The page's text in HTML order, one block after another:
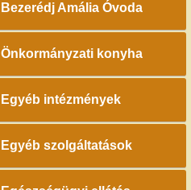
Bezerédj Amália Óvoda
Önkormányzati konyha
Egyéb intézmények
Egyéb szolgáltatások